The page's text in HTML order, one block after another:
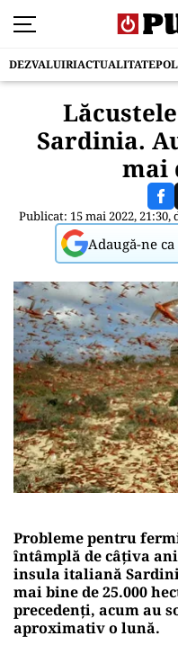
DEZVALUIRIACTUALITATE
Sardinia.
mai
Publicat: 15 mai 2022, 21:30,
Adaugă-ne
Probleme pentru
întâmplă de câțiva
insula italiană
mai bine de 25.000
precedenți, acum au
aproximativ o lună.